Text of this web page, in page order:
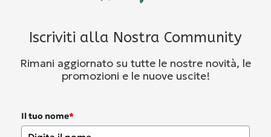
Iscriviti alla Nostra Community
Rimani aggiornato su tutte le nostre novità, le
promozioni e le nuove uscite!
Il tuo nome*